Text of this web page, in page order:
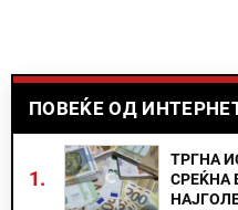
ПОВЕЌЕ ОД
1.
ТРГНА
СРЕЌНА